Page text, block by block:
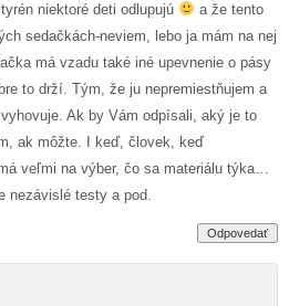
niektoré deti odlupujú
a že tento
sedačkách-neviem, lebo ja mám na nej
má vzadu také iné upevnenie o pásy
to drží. Tým, že ju nepremiestňujem a
Ak by Vám odpísali, aký je to
ak môžte. I keď, človek, keď
veľmi na výber, čo sa materiálu týka…
nezávislé testy a pod.
Odpovedať